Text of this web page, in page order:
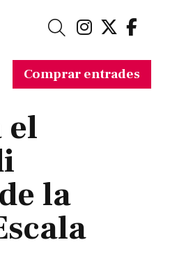
Link aLink
Cerca
Comprar entrades
el
la